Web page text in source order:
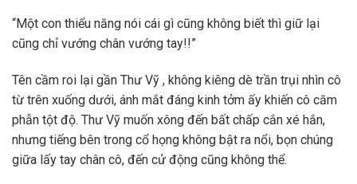
“Một con thiểu năng nói cái gì cũng không biết thì giữ lại
cũng chỉ vướng chân vướng tay!!”
Tên cầm roi lại gần Thư Vỹ , không kiêng dè trần trụi nhìn cô
từ trên xuống dưới, ánh mắt đáng kinh tởm ấy khiến cô căm
phẫn tột độ. Thư Vỹ muốn xông đến bất chấp cắn xé hắn,
nhưng tiếng bên trong cổ họng không bật ra nổi, bọn chúng
giữa lấy tay chân cô, đến cử động cũng không thể.